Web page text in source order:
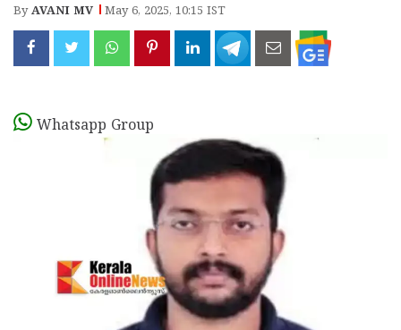
ByAVANI MV May 6, 2025, 10:15 IST
Whatsapp Group